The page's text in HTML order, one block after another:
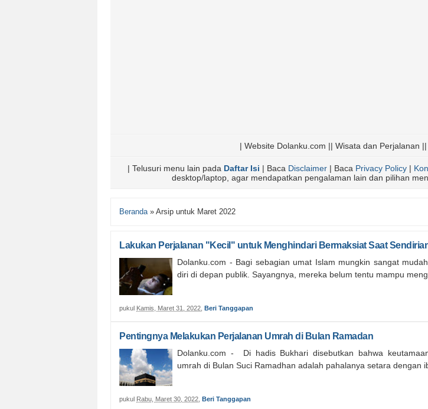
| Website Dolanku.com || Wisata dan Perjalanan
| Telusuri menu lain pada Daftar Isi | Baca Disclaimer| Baca Privacy Policy|
desktop/laptop, agar mendapatkan pengalaman lain dan pilihan
Beranda » Arsip untuk Maret 2022
Lakukan Perjalanan "Kecil" untuk Menghindari Bermaksiat Saat
Dolanku.com - Bagi sebagian umat Islam mungkin sangat
diri di depan publik. Sayangnya, mereka belum tentu mampu
pukul Kamis, Maret 31, 2022 Beri Tanggapan
Pentingnya Melakukan Perjalanan Umrah di Bulan Ramadan
Dolanku.com - Di hadis Bukhari disebutkan bahwa
umrah di Bulan Suci Ramadhan adalah pahalanya setara dengan
pukul Rabu, Maret 30, 2022 Beri Tanggapan